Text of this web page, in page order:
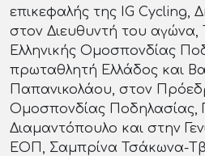
επικεφαλής της IG Cycling,
στον Διευθυντή του αγώνα,
Ελληνικής Ομοσπονδίας
πρωταθλητή Ελλάδος και
Παπανικολάου, στον
Ομοσπονδίας Ποδηλασίας,
Διαμαντόπουλο και στην
ΕΟΠ, Σαμπρίνα Τσάκωνα-